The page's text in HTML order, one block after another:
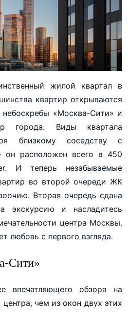
жилой квартал в
квартир открываются
«Москва-Сити» и
города. Виды квартала
близкому соседству с
расположен всего в 450
И теперь незабываемые
во второй очереди ЖК
Вторая очередь сдана
экскурсию и насладитесь
центра Москвы.
любовь с первого взгляда.
Сити»
впечатляющего обзора на
чем из окон двух этих